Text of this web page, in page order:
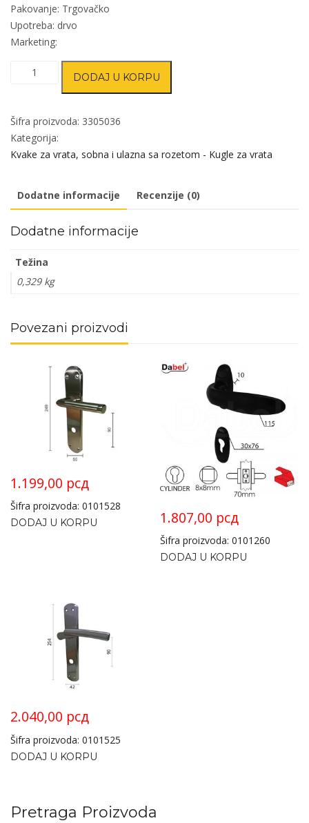
Pakovanje: Trgovačko
Upotreba: drvo
Marketing:
Kvaka
vrata
TEMPO/2001
F4
DODAJ U KORPU
Šifra proizvoda: 3305036
Kategorija:
Kvake za vrata, sobna i ulazna sa rozetom - Kugle za vrata
Dodatne informacije Recenzije (0)
Dodatne informacije
Težina
0,329 kg
Povezani proizvodi
1.199,00 рсд
Šifra proizvoda: 0101528
DODAJ U KORPU 1.807,00 рсд
Šifra proizvoda: 0101260
DODAJ U KORPU
2.040,00 рсд
Šifra proizvoda: 0101525
DODAJ U KORPU
Pretraga Proizvoda